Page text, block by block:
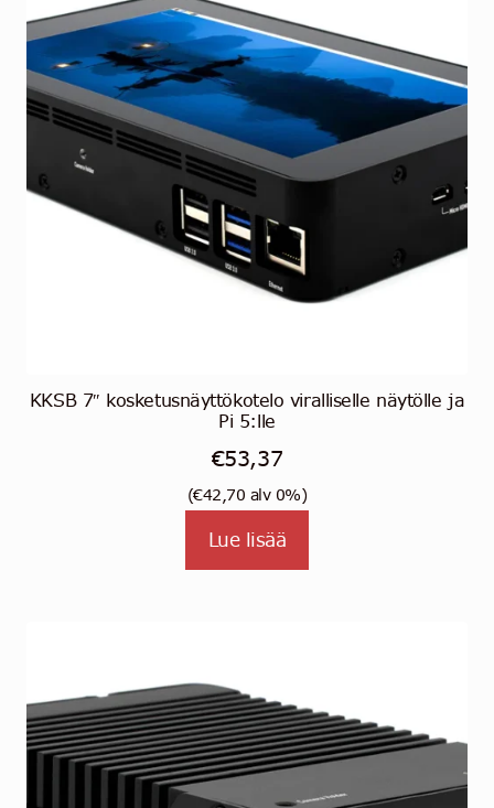
KKSB 7″ kosketusnäyttökotelo viralliselle näytölle ja
Pi 5:lle
€53,37
(€42,70 alv 0%)
Lue lisää